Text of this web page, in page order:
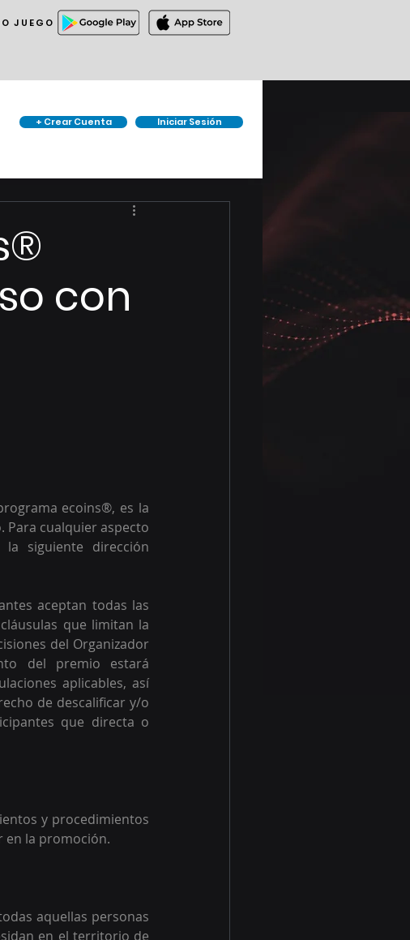
JUEGO
+ Crear Cuenta Iniciar Sesión
con
ecoins®, es la
Para cualquier aspecto
siguiente dirección
aceptan todas las
que limitan la
del Organizador
del premio estará
aplicables, así
de descalificar y/o
que directa o
y procedimientos
en la promoción.
aquellas personas
en el territorio de